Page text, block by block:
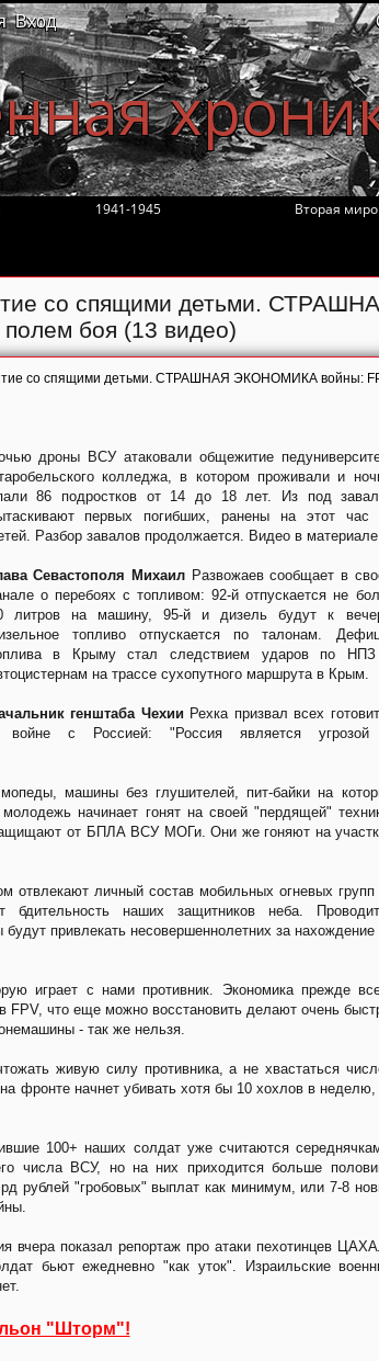
Вход
1941-1945 Вторая
со спящими детьми.
боя (13 видео)
со спящими детьми. СТРАШНАЯ ЭКОНОМИКА войны:
дроны ВСУ атаковали общежитие
колледжа, в котором проживали и
86 подростков от 14 до 18 лет. Из под
первых погибших, ранены на этот час
Разбор завалов продолжается. Видео в
Севастополя МихаилРазвожаев сообщает в
о перебоях с топливом: 92-й отпускается не
литров на машину, 95-й и дизель будут к
топливо отпускается по талонам.
в Крыму стал следствием ударов по
на трассе сухопутного маршрута в Крым.
генштаба Чехии Рехка призвал всех
войне с Россией: "Россия является
машины без глушителей, пит-байки на
начинает гонят на своей "пердящей"
от БПЛА ВСУ МОГи. Они же гоняют на
отвлекают личный состав мобильных огневых групп
бдительность наших защитников неба.
привлекать несовершеннолетних за нахождение
играет с нами противник. Экономика прежде
FPV, что еще можно восстановить делают очень
- так же нельзя.
живую силу противника, а не хвастаться
фронте начнет убивать хотя бы 10 хохлов в неделю,
100+ наших солдат уже считаются
числа ВСУ, но на них приходится больше
рублей "гробовых" выплат как минимум, или 7-8
вчера показал репортаж про атаки пехотинцев
бьют ежедневно "как уток". Израильские
"Шторм"!